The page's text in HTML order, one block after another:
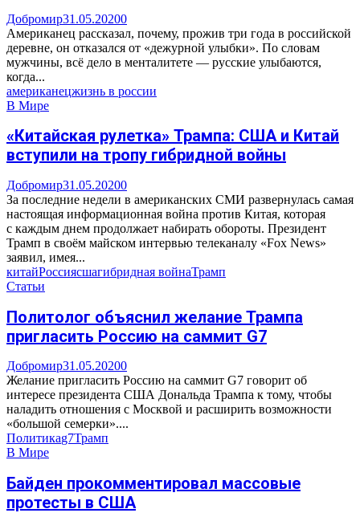
Добромир31.05.20200
Американец рассказал, почему, прожив три года в российской
деревне, он отказался от «дежурной улыбки». По словам
мужчины, всё дело в менталитете — русские улыбаются,
когда...
американецжизнь в россии
В Мире
«Китайская рулетка» Трампа: США и Китай
вступили на тропу гибридной войны
Добромир31.05.20200
За последние недели в американских СМИ развернулась самая
настоящая информационная война против Китая, которая
с каждым днем продолжает набирать обороты. Президент
Трамп в своём майском интервью телеканалу «Fox News»
заявил, имея...
китайРоссиясшагибридная войнаТрамп
Статьи
Политолог объяснил желание Трампа
пригласить Россию на саммит G7
Добромир31.05.20200
Желание пригласить Россию на саммит G7 говорит об
интересе президента США Дональда Трампа к тому, чтобы
наладить отношения с Москвой и расширить возможности
«большой семерки»....
Политикаg7Трамп
В Мире
Байден прокомментировал массовые
протесты в США